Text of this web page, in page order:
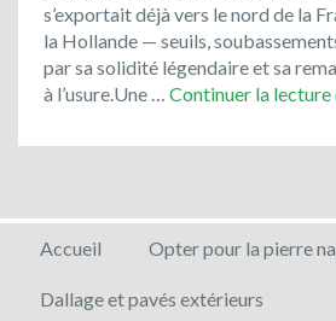
s’exportait déjà vers le nord de la
la Hollande — seuils,
par sa solidité légendaire et sa
à l’usure.Une … Continuer la lecture
Accueil Opter pour la pierre
Dallage et pavés extérieurs